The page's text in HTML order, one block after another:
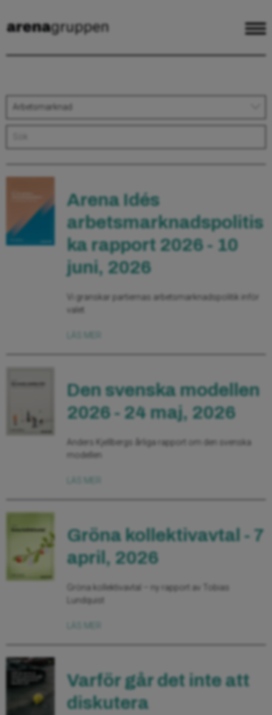
Arbetsmarknad
Arena Idés
arbetsmarknadspolitis
ka rapport 2026 - 10
juni, 2026
Vi granskar partiernas arbetsmarknadspolitik inför
valet.
Den svenska modellen
2026 - 24 maj, 2026
Anders Kjellbergs årliga rapport om den svenska
modellen
Gröna kollektivavtal - 7
april, 2026
Gröna kollektivavtal – ny rapport av Tobias
Lundquist
Varför går det inte att
diskutera